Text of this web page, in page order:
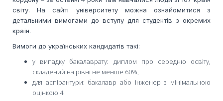
світу. На сайті університету можна ознайомитися з
детальними вимогами до вступу для студентів з окремих
країн.
Вимоги до українських кандидатів такі:
у випадку бакалаврату: диплом про середню освіту,
складений на рівні не менше 60%,
для аспірантури: бакалавр або інженер з мінімальною
оцінкою 4.